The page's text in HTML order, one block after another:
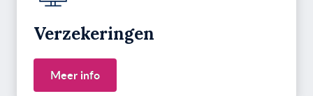
Verzekeringen
Meer info